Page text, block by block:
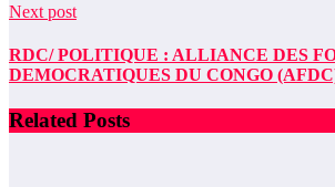
Next post
RDC/ POLITIQUE : ALLIANCE DES
DEMOCRATIQUES DU CONGO
Related Posts